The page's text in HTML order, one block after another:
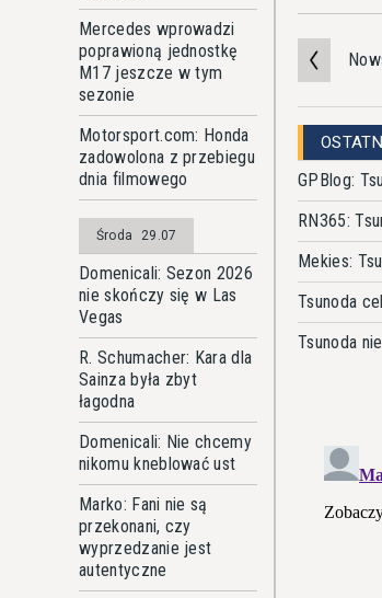
Mercedes wprowadzi
poprawioną jednostkę
M17 jeszcze w tym
sezonie
Motorsport.com: Honda
zadowolona z przebiegu
dnia filmowego
Środa 29.07
Domenicali: Sezon 2026
nie skończy się w Las
Vegas
R. Schumacher: Kara dla
Sainza była zbyt
łagodna
Domenicali: Nie chcemy
nikomu kneblować ust
Marko: Fani nie są
przekonani, czy
wyprzedzanie jest
autentyczne
GPBlog:
RN365:
Mekies:
Tsunoda
Tsunoda